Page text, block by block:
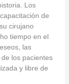
Los
de
cirujano
tiempo en el
las
los pacientes
y libre de